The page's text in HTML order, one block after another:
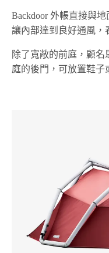
Backdoor 外帳直接與
讓內部達到良好通風，
除了寬敞的前庭，顧名
庭的後門，可放置鞋子